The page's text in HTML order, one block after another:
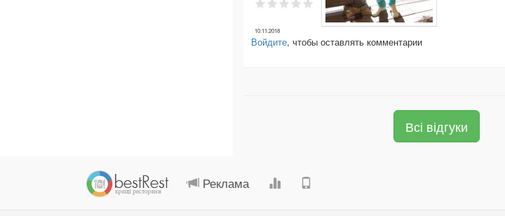
10.11.2018
Войдите, чтобы оставлять комментарии
Всі відгуки
Реклама